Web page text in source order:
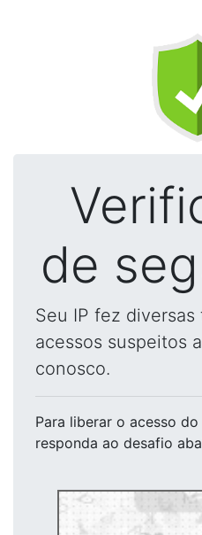
de
Seu IP fez
acessos suspeitos
conosco.
Para liberar o acesso do
responda ao desafio